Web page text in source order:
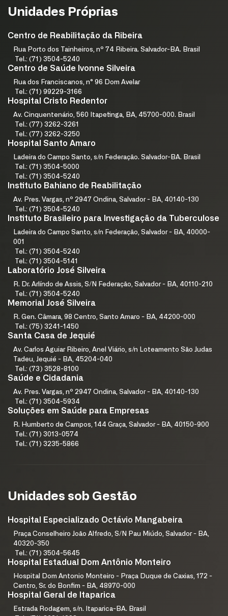
Unidades Próprias
Centro de Reabilitação da Ribeira
Rua Porto dos Tainheiros, nº 74 Ribeira. Salvador-BA. Brasil
Tel.: (71) 3504-5240
Centro de Saúde Ivonne Silveira
Rua dos Franciscanos, n° 96 Dom Avelar
Tel.: (71) 99229-3166
Hospital Cristo Redentor
Av. Cinquentenário, 560 Itapetinga, BA, 45700-000. Brasil
Tel.: (77) 3262-3261
Tel.: (77) 3262-3250
Hospital Santo Amaro
Ladeira do Campo Santo, s/n Federação. Salvador-BA. Brasil
Tel.: (71) 3504-5000
Tel.: (71) 3504-5240
Instituto Bahiano de Reabilitação
Av. Pres. Vargas, nº 2947 Ondina, Salvador - BA, 40140-130
Tel.: (71) 3504-5240
Instituto Brasileiro para Investigação da Tuberculose
Ladeira do Campo Santo, s/n Federação, Salvador - BA, 40000-
001
Tel.: (71) 3504-5240
Tel.: (71) 3504-5141
Laboratório José Silveira
R. Dr. Arlíndo de Assis, S/N Federação, Salvador - BA, 40110-210
Tel.: (71) 3504-5240
Memorial José Silveira
R. Gen. Câmara, 98 Centro, Santo Amaro - BA, 44200-000
Tel.: (75) 3241-1450
Santa Casa de Jequié
Av. Carlos Aguiar Ribeiro, Anel Viário, s/n Loteamento São Judas
Tadeu, Jequié - BA, 45204-040
Tel.: (73) 3528-8100
Saúde e Cidadania
Av. Pres. Vargas, nº 2947 Ondina, Salvador - BA, 40140-130
Tel.: (71) 3504-5934
Soluções em Saúde para Empresas
R. Humberto de Campos, 144 Graça, Salvador - BA, 40150-900
Tel.: (71) 3013-0574
Tel.: (71) 3235-5866
Unidades sob Gestão
Hospital Especializado Octávio Mangabeira
Praça Conselheiro João Alfredo, S/N Pau Miúdo, Salvador - BA,
40320-350
Tel.: (71) 3504-5645
Hospital Estadual Dom Antônio Monteiro
Hospital Dom Antonio Monteiro - Praça Duque de Caxias, 172 -
Centro, Sr. do Bonfim - BA, 48970-000
Hospital Geral de Itaparica
Estrada Rodagem, s/n. Itaparica-BA. Brasil